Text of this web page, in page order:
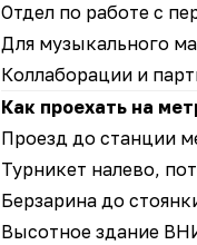
Отдел по работе с
Для музыкального
Коллаборации и
Как проехать на
Проезд до станции
Турникет налево,
Берзарина до
Высотное здание